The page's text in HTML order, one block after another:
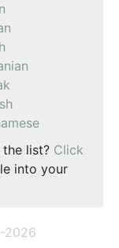
list? Click
into your
2026